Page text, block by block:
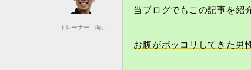
トレーナー 向井
当ブログでもこの記事を紹
お腹がポッコリしてきた男